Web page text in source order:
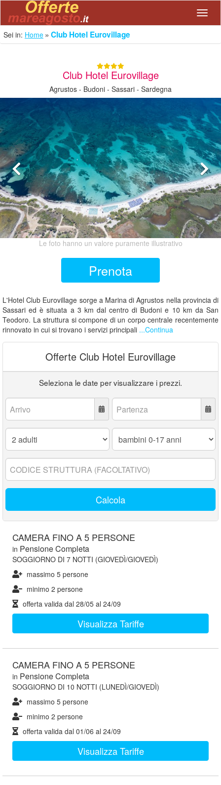
Sei in: Home Club Hotel Eurovillage
Club Hotel Eurovillage
Agrustos - Budoni - Sassari - Sardegna
Le foto hanno un valore puramente illustrativo
Prenota
L'Hotel Club Eurovillage sorge a Marina di Agrustos nella provincia di
Sassari ed è situata a 3 km dal centro di Budoni e 10 km da San
Teodoro. La struttura si compone di un corpo centrale recentemente
rinnovato in cui si trovano i servizi principali ...Continua
Offerte Club Hotel Eurovillage
Seleziona le date per visualizzare i prezzi.
Arrivo: Partenza:
Adulti:
Bambini
17
Codice
struttura:
Calcola
CAMERA FINO A 5 PERSONE
in Pensione Completa
SOGGIORNO DI 7 NOTTI (GIOVEDÌ/GIOVEDÌ)
massimo 5 persone
minimo 2 persone
offerta valida dal 28/05 al 24/09
Visualizza Tariffe
CAMERA FINO A 5 PERSONE
in Pensione Completa
SOGGIORNO DI 10 NOTTI (LUNEDÌ/GIOVEDÌ)
massimo 5 persone
minimo 2 persone
offerta valida dal 01/06 al 24/09
Visualizza Tariffe